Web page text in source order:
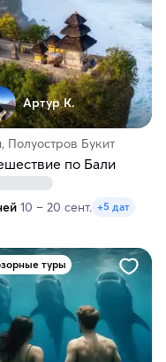
Артур К.
Полуостров Букит
по Бали
10 – 20 сент. +5 дат
туры